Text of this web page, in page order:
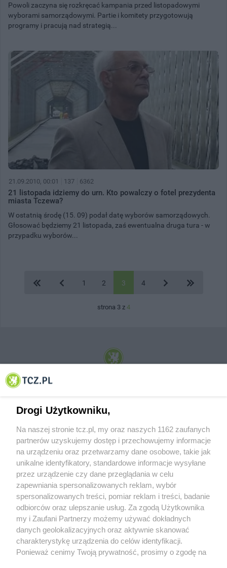
Powoli zaczyna się rozkręcać kampania przed listopadowymi
wyborami samorządowymi. Partie i komitety przygotowują
programy i pracują nad strategią...
21.09.2010, 00:01 137 6362
21 listopada idziemy do urn. Kto powalczy o fotel prezydenta
miasta Tczewa?
W ostatnią środę (15. 09) podał datę wyborów samorządowych.
Głosować będziemy 21 listopada, zaś ewentualna druga tura - w
przypadku wyborów...
1 2 3 4
strona 3 z 4
© 2001-2026 Tczew - TCZ.PL Sp. z o.o. Internetowy Serwis Informacyjny Miasta
O FIRMIE POLITYKA PRYWATNOŚCI HOSTING
REKLAMA WSPÓŁPRACA RSS FACEBOOK KONTAKT
Nasze serwisy
Aktualności
Tcz24
Muzyka i kultura
Archiwum wydarzeń
Drogi Użytkowniku,
Na naszej stronie tcz.pl, my oraz naszych 1162 zaufanych
partnerów uzyskujemy dostęp i przechowujemy informacje
na urządzeniu oraz przetwarzamy dane osobowe, takie jak
unikalne identyfikatory, standardowe informacje wysyłane
przez urządzenie czy dane przeglądania w celu
zapewniania spersonalizowanych reklam, wybór
spersonalizowanych treści, pomiar reklam i treści, badanie
odbiorców oraz ulepszanie usług. Za zgodą Użytkownika
my i Zaufani Partnerzy możemy używać dokładnych
danych geolokalizacyjnych oraz aktywnie skanować
charakterystykę urządzenia do celów identyfikacji.
Ponieważ cenimy Twoją prywatność, prosimy o zgodę na